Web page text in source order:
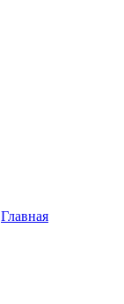
Главная